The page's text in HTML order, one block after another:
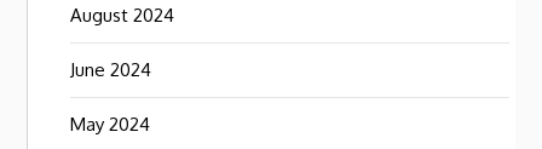
August 2024
June 2024
May 2024